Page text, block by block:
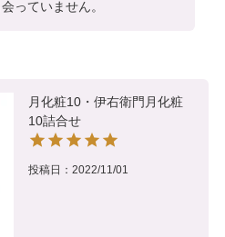
っていません。
月化粧10・伊右衛門月化粧
10詰合せ
投稿日 2022/11/01